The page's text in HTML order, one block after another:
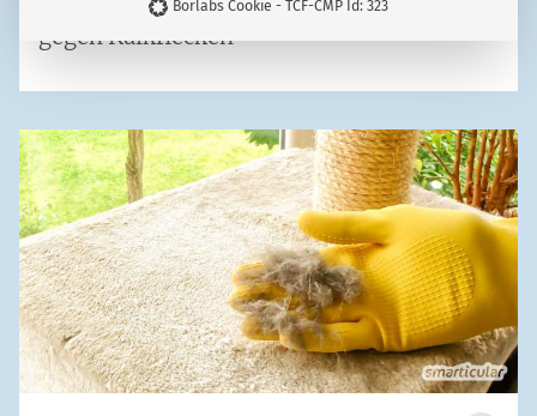
gegen Kalkflecken
Borlabs Cookie - TCF-CMP Id: 323